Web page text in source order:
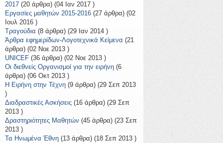
2017 (20 άρθρα) (04 Ιαν 2017 )
Εργασίες μαθητών 2015-2016 (27 άρθρα) (02
Ιουλ 2016 )
Τραγούδια (8 άρθρα) (29 Ιαν 2014 )
Άρθρα εφημερίδων-Λογοτεχνικά Κείμενα (21
άρθρα) (02 Νοε 2013 )
UNICEF (36 άρθρα) (02 Νοε 2013 )
Οι διεθνείς Οργανισμοί για την ειρήνη (6
άρθρα) (06 Οκτ 2013 )
Η Ειρήνη στην Τέχνη (9 άρθρα) (29 Σεπ 2013
)
Διαδραστικές Ασκήσεις (16 άρθρα) (29 Σεπ
2013 )
Δραστηριότητες Μαθητών (45 άρθρα) (23 Σεπ
2013 )
Τα Ηνωμένα Έθνη (13 άρθρα) (18 Σεπ 2013 )